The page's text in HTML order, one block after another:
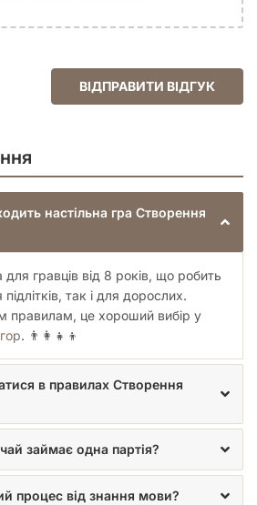
ВІДПРАВИТИ ВІДГУК
настільна гра Створення
гравців від 8 років, що робить
так і для дорослих.
правилам, це хороший вибір у
. 👨‍👩‍👧‍👦
в правилах Створення
займає одна партія?
процес від знання мови?